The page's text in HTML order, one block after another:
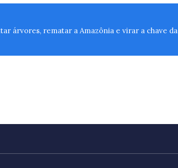
árvores, rematar a Amazônia e virar a chave da